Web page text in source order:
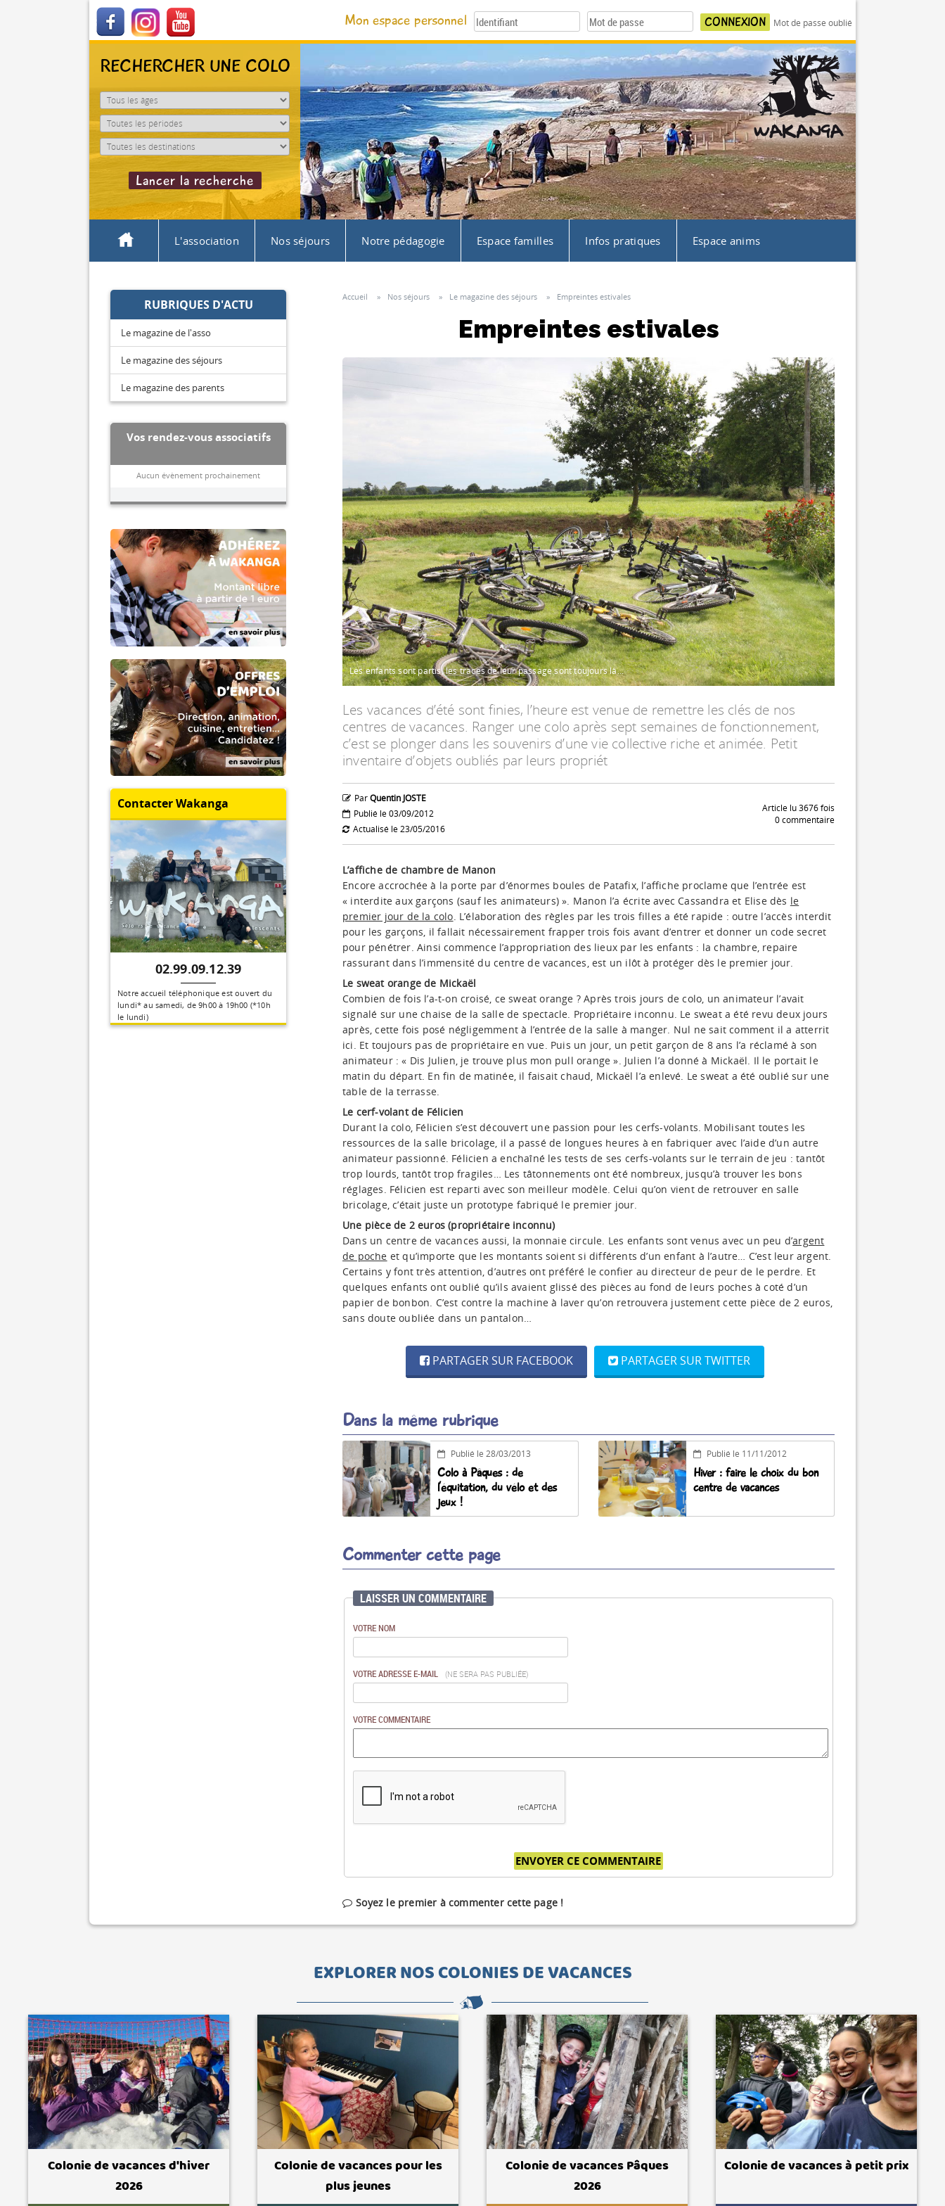
Mon espace personnel Mot de passe oublié
RECHERCHER UNE COLO
L'association Nos séjours Notre pédagogie Espace familles Infos pratiques Espace anims
Accueil » Nos séjours » Le magazine des séjours » Empreintes estivales
Empreintes estivales
Les enfants sont partis, les traces de leur passage sont toujours là...
Les vacances d’été sont finies, l’heure est venue de remettre les clés de nos
centres de vacances. Ranger une colo après sept semaines de fonctionnement,
c’est se plonger dans les souvenirs d’une vie collective riche et animée. Petit
inventaire d’objets oubliés par leurs propriét
ParQuentin JOSTE
Publié le 03/09/2012
Actualisé le 23/05/2016
Article lu 3676 fois
0 commentaire
L’affiche de chambre de Manon
Encore accrochée à la porte par d’énormes boules de Patafix, l’affiche proclame que l’entrée est
« interdite aux garçons (sauf les animateurs) ». Manon l’a écrite avec Cassandra et Elise dès le
premier jour de la colo. L’élaboration des règles par les trois filles a été rapide : outre l’accès interdit
pour les garçons, il fallait nécessairement frapper trois fois avant d’entrer et donner un code secret
pour pénétrer. Ainsi commence l’appropriation des lieux par les enfants : la chambre, repaire
rassurant dans l’immensité du centre de vacances, est un ilôt à protéger dès le premier jour.
Le sweat orange de Mickaël
Combien de fois l’a-t-on croisé, ce sweat orange ? Après trois jours de colo, un animateur l’avait
signalé sur une chaise de la salle de spectacle. Propriétaire inconnu. Le sweat a été revu deux jours
après, cette fois posé négligemment à l’entrée de la salle à manger. Nul ne sait comment il a atterrit
ici. Et toujours pas de propriétaire en vue. Puis un jour, un petit garçon de 8 ans l’a réclamé à son
animateur : « Dis Julien, je trouve plus mon pull orange ». Julien l’a donné à Mickaël. Il le portait le
matin du départ. En fin de matinée, il faisait chaud, Mickaël l’a enlevé. Le sweat a été oublié sur une
table de la terrasse.
Le cerf-volant de Félicien
Durant la colo, Félicien s’est découvert une passion pour les cerfs-volants. Mobilisant toutes les
ressources de la salle bricolage, il a passé de longues heures à en fabriquer avec l’aide d’un autre
animateur passionné. Félicien a enchaîné les tests de ses cerfs-volants sur le terrain de jeu : tantôt
trop lourds, tantôt trop fragiles… Les tâtonnements ont été nombreux, jusqu’à trouver les bons
réglages. Félicien est reparti avec son meilleur modèle. Celui qu’on vient de retrouver en salle
bricolage, c’était juste un prototype fabriqué le premier jour.
Une pièce de 2 euros (propriétaire inconnu)
Dans un centre de vacances aussi, la monnaie circule. Les enfants sont venus avec un peu d’argent
de poche et qu’importe que les montants soient si différents d’un enfant à l’autre… C’est leur argent.
Certains y font très attention, d’autres ont préféré le confier au directeur de peur de le perdre. Et
quelques enfants ont oublié qu’ils avaient glissé des pièces au fond de leurs poches à coté d’un
papier de bonbon. C’est contre la machine à laver qu’on retrouvera justement cette pièce de 2 euros,
sans doute oubliée dans un pantalon…
PARTAGER SUR FACEBOOK PARTAGER SUR TWITTER
Dans la même rubrique
Publié le 28/03/2013
Colo à Pâques : de
l’équitation, du vélo et des
jeux !
Publié le 11/11/2012
Hiver : faire le choix du bon
centre de vacances
Commenter cette page
LAISSER UN COMMENTAIRE
VOTRE NOM
VOTRE ADRESSE E-MAIL (NE SERA PAS PUBLIÉE)
VOTRE COMMENTAIRE
Soyez le premier à commenter cette page !
RUBRIQUES D'ACTU
Le magazine de l'asso
Le magazine des séjours
Le magazine des parents
Vos rendez-vous associatifs
Aucun évènement prochainement
Contacter Wakanga
02.99.09.12.39
Notre accueil téléphonique est ouvert du
lundi* au samedi, de 9h00 à 19h00 (*10h
le lundi)
EXPLORER NOS COLONIES DE VACANCES
Colonie de vacances d'hiver
2026
Colonie de vacances pour les
plus jeunes
Colonie de vacances Pâques
2026
Colonie de vacances à petit prix